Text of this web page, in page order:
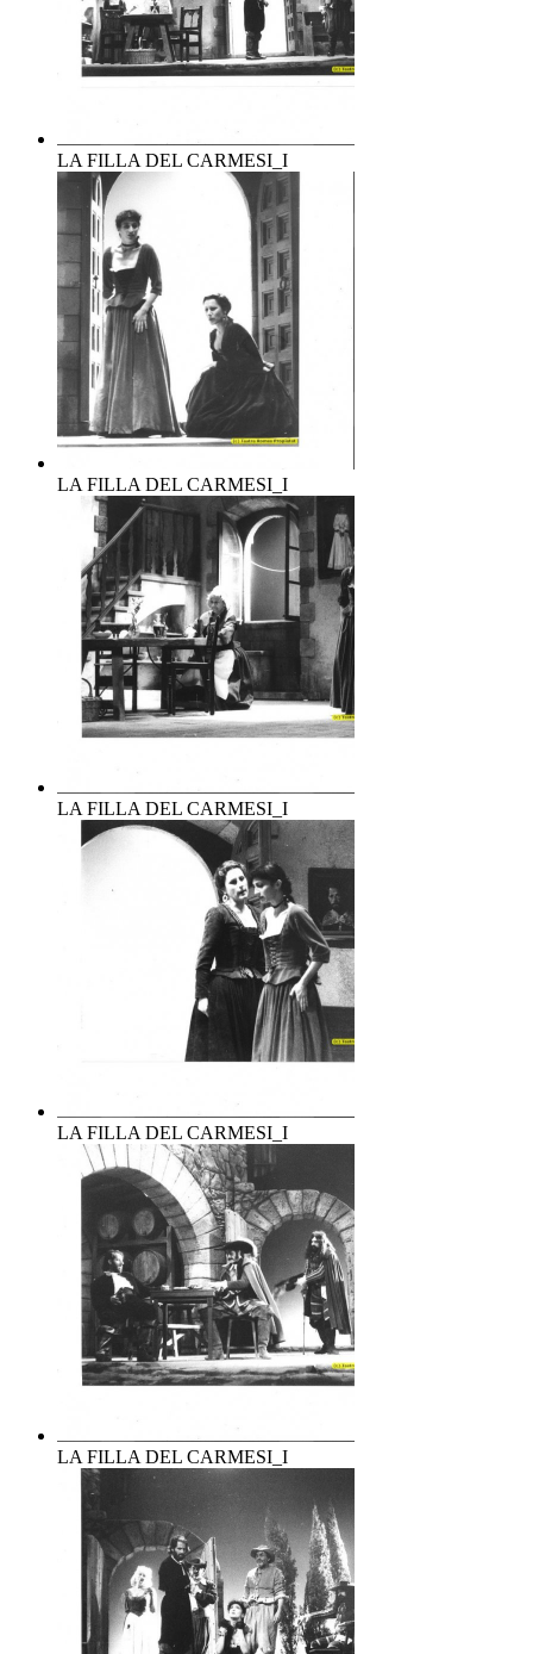
LA FILLA DEL CARMESI_I
LA FILLA DEL CARMESI_I
LA FILLA DEL CARMESI_I
LA FILLA DEL CARMESI_I
LA FILLA DEL CARMESI_I